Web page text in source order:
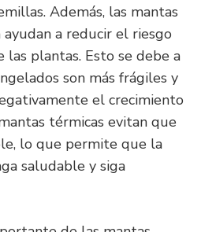
Además, las mantas
a reducir el riesgo
las plantas. Esto se debe a
son más frágiles y
el crecimiento
térmicas evitan que
lo que permite que la
saludable y siga